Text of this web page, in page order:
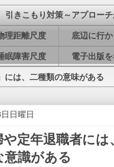
引きこもり対策～アプロー
理距離尺度 底辺に行
眠障害尺度 電子出版
には、二種類の意味がある
日曜日
や定年退職者に
意識がある